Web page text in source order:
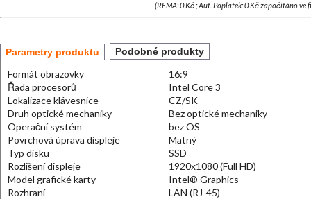
(REMA: 0 Kč ; Aut. Poplatek: 0 Kč započítáno
Parametry produktu Podobné produkty
Formát obrazovky
16:9
Řada procesorů
Intel Core 3
Lokalizace klávesnice
CZ/SK
Druh optické mechaniky
Bez optické mechaniky
Operační systém
bez OS
Povrchová úprava displeje
Matný
Typ disku
SSD
Rozlišení displeje
1920x1080 (Full HD)
Model grafické karty
Intel® Graphics
Rozhraní
LAN (RJ-45)